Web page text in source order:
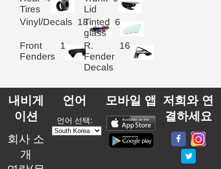
Tires
Lid
Vinyl/Decals 18Tinted
glass
6
Front
Fenders
1
R.
Fender
Decals
16
내비게
이션
회사 소
개
언어
언어 선택:
모바일 앱 저희와 연
결하세요